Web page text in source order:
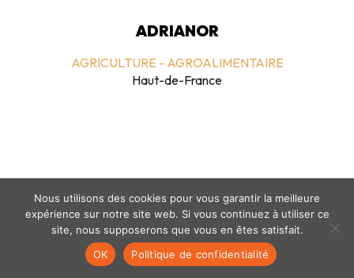
ADRIANOR
AGRICULTURE - AGROALIMENTAIRE
Haut-de-France
Mentions légales- politique de confidentialité- © coclico 2026
Nous utilisons des cookies pour vous garantir la meilleure
expérience sur notre site web. Si vous continuez à utiliser ce
site, nous supposerons que vous en êtes satisfait.
OK
Politique de confidentialité